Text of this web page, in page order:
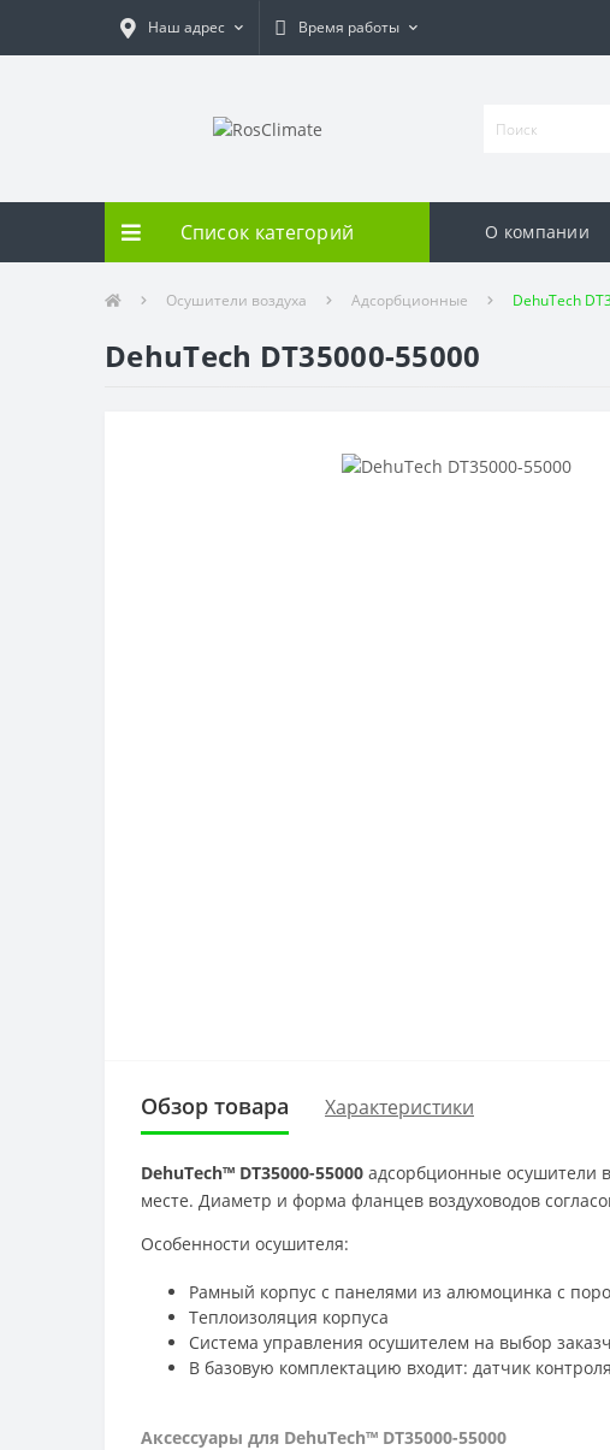
Наш адрес Время работы
Список категорий О компании
Осушители воздуха Адсорбционные DehuTech
DehuTech DT35000-55000
Обзор товара Характеристики
DehuTech™ DT35000-55000 адсорбционные осушители
месте. Диаметр и форма фланцев воздуховодов
Особенности осушителя:
Рамный корпус с панелями из алюмоцинка с
Теплоизоляция корпуса
Система управления осушителем на выбор
В базовую комплектацию входит: датчик
Аксессуары для DehuTech™ DT35000-55000